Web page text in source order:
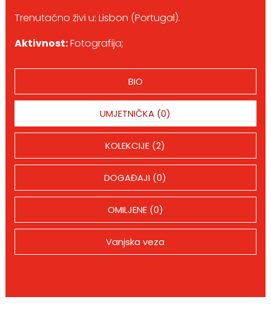
Trenutačno živi u: Lisbon (Portugal).
Aktivnost:Fotografija;
BIO
UMJETNIČKA (0)
KOLEKCIJE (2)
DOGAĐAJI (0)
OMILJENE (0)
Vanjska veza